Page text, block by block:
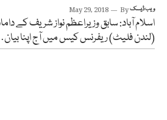
May 29, 2018 Byویب ڈیسک
اسلام آباد: سابق وزیراعظم نواز شریف کے
(لندن فلیٹ) ریفرنس کیس میں آج اپنا